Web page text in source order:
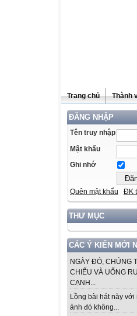
Trang chủ Thành
ĐĂNG NHẬP
Tên truy nhập
Mật khẩu
Ghi nhớ
Quên mật khẩu ĐK
THƯ MỤC
CÁC Ý KIẾN MỚI
NGÀY ĐÓ, CHÚNG
CHIẾU VÀ UỐNG
CẠNH...
Lồng bài hát này
ảnh đó không...